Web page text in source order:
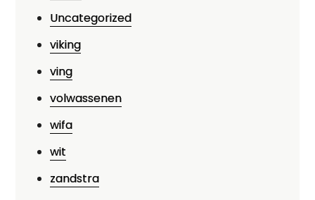
Uncategorized
viking
ving
volwassenen
wifa
wit
zandstra